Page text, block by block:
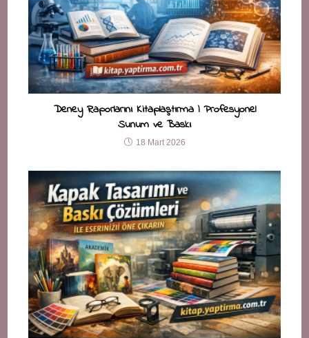
Deney Raporlarını Kitaplaştırma | Profesyonel
Sunum ve Baskı
18 Mart 2026